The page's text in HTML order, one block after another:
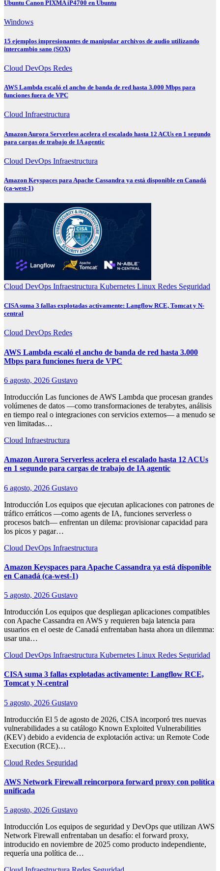
Ubuntu Canon PIXMA iP4700 en Ubuntu
Windows
15 ejemplos impresionantes de manipular archivos de audio utilizando
intercambio sano (SOX)
Cloud DevOps Redes
AWS Lambda escaló el ancho de banda de red hasta 3.000 Mbps para
funciones fuera de VPC
Cloud Infraestructura
Amazon Aurora Serverless acelera el escalado hasta 12 ACUs en 1 segundo
para cargas de trabajo de IA agentic
Cloud DevOps Infraestructura
Amazon Keyspaces para Apache Cassandra ya está disponible en Canadá
(ca-west-1)
Cloud DevOps Infraestructura Kubernetes Linux Redes Seguridad
CISA suma 3 fallas explotadas activamente: Langflow RCE, Tomcat y N-
central
Cloud DevOps Redes
AWS Lambda escaló el ancho de banda de red hasta 3.000
Mbps para funciones fuera de VPC
6 agosto, 2026 Gustavo
Introducción Las funciones de AWS Lambda que procesan grandes
volúmenes de datos —como transformaciones de terabytes, análisis
en tiempo real o integraciones con servicios externos— a menudo se
ven limitadas…
Cloud Infraestructura
Amazon Aurora Serverless acelera el escalado hasta 12 ACUs
en 1 segundo para cargas de trabajo de IA agentic
6 agosto, 2026 Gustavo
Introducción Los equipos que ejecutan aplicaciones con patrones de
tráfico erráticos —como agents de IA, funciones serverless o
procesos batch— enfrentan un dilema: provisionar capacidad para
los picos y pagar…
Cloud DevOps Infraestructura
Amazon Keyspaces para Apache Cassandra ya está disponible
en Canadá (ca-west-1)
5 agosto, 2026 Gustavo
Introducción Los equipos que despliegan aplicaciones compatibles
con Apache Cassandra en AWS y requieren baja latencia para
usuarios en el oeste de Canadá enfrentaban hasta ahora un dilemma:
usar una…
Cloud DevOps Infraestructura Kubernetes Linux Redes Seguridad
CISA suma 3 fallas explotadas activamente: Langflow RCE,
Tomcat y N-central
5 agosto, 2026 Gustavo
Introducción El 5 de agosto de 2026, CISA incorporó tres nuevas
vulnerabilidades a su catálogo Known Exploited Vulnerabilities
(KEV) debido a evidencia de explotación activa: un Remote Code
Execution (RCE)…
Cloud Redes Seguridad
AWS Network Firewall reincorpora forward proxy con política
unificada
5 agosto, 2026 Gustavo
Introducción Los equipos de seguridad y DevOps que utilizan AWS
Network Firewall enfrentaban un desafío: el forward proxy,
introducido en noviembre de 2025 como producto independiente,
requería una política de…